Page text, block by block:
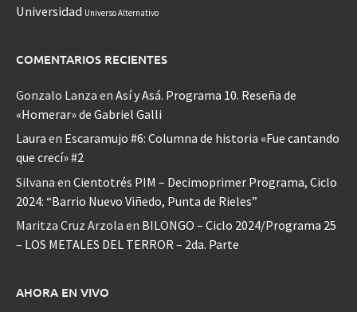
Universidad Universo Alternativo
COMENTARIOS RECIENTES
Gonzalo Lanza en Así y Asá. Programa 10. Reseña de
«Homerar» de Gabriel Galli
Laura en Escaramujo #6: Columna de historia «Fue cantando
que crecí» #2
Silvana en Cientotrés PIM – Decimoprimer Programa, Ciclo
2024: “Barrio Nuevo Viñedo, Punta de Rieles”
Maritza Cruz Arzola en BILONGO – Ciclo 2024/Programa 25
– LOS METALES DEL TERROR – 2da. Parte
AHORA EN VIVO